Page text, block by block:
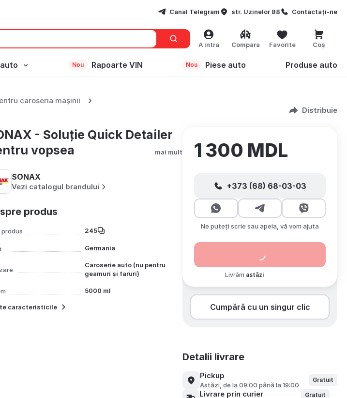
Canal Telegram str. Uzinelor 88 Contactați-ne
A intra Compara Favorite Coș
Nou Rapoarte VIN Nou Piese auto Produse auto
vopsea
caroseria mașinii
Distribuie
- Soluție Quick Detailer
vopsea
mai mult
SONAX
Vezi catalogul brandului
produs
produs 245
Germania
Caroserie auto (nu pentru
geamuri și faruri)
5000 ml
caracteristicile
1 300 MDL
+373 (68) 68-03-03
Ne puteți scrie sau apela, vă vom ajuta
Livrăm astăzi
Cumpără cu un singur clic
Detalii livrare
Pickup
astăzi, de la 09:00 până la 19:00
Gratuit
Livrare prin curier
Gratuit